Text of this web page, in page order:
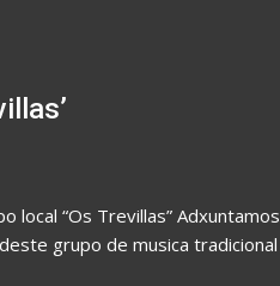
local “Os Trevillas” Adxuntamos
grupo de musica tradicional